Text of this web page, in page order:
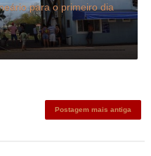
para o primeiro dia
Postagem mais antiga